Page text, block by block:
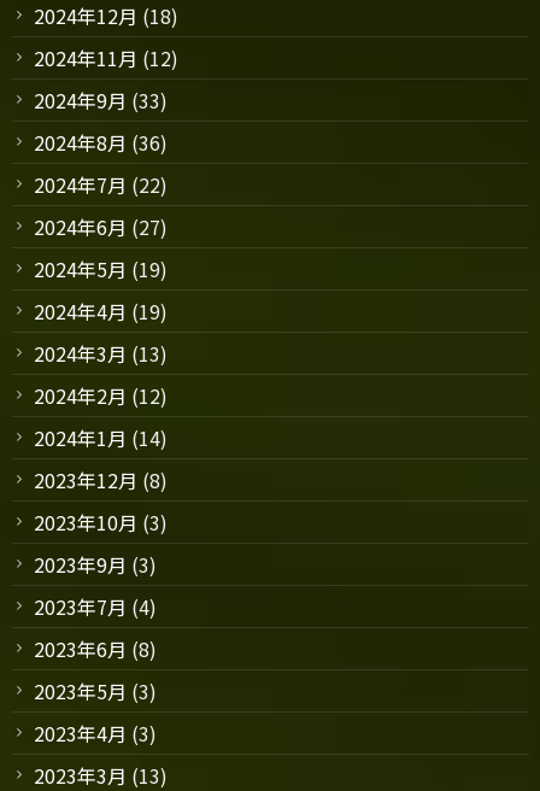
2024年12月 (18)
2024年11月 (12)
2024年9月 (33)
2024年8月 (36)
2024年7月 (22)
2024年6月 (27)
2024年5月 (19)
2024年4月 (19)
2024年3月 (13)
2024年2月 (12)
2024年1月 (14)
2023年12月 (8)
2023年10月 (3)
2023年9月 (3)
2023年7月 (4)
2023年6月 (8)
2023年5月 (3)
2023年4月 (3)
2023年3月 (13)